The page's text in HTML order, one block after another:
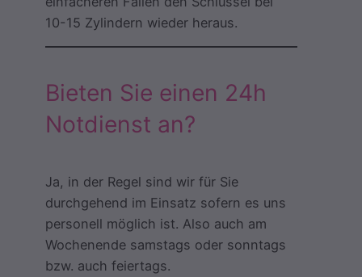
10-15 Zylindern wieder heraus.
Bieten Sie einen 24h
Notdienst an?
Ja, in der Regel sind wir für Sie
durchgehend im Einsatz sofern es uns
personell möglich ist. Also auch am
Wochenende samstags oder sonntags
bzw. auch feiertags.